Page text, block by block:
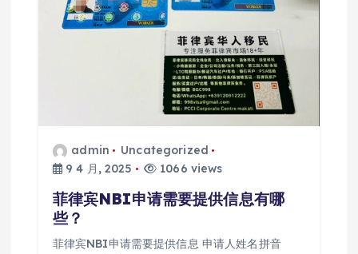
admin
Uncategorized
9 4 月, 2025
1066 views
菲律宾NBI申请需要提供信息有哪
些？
菲律宾NBI申请需要提供信息 申请人姓名拼音